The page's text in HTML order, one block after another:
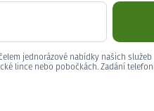
jednorázové nabídky našich
lince nebo pobočkách. Zadání